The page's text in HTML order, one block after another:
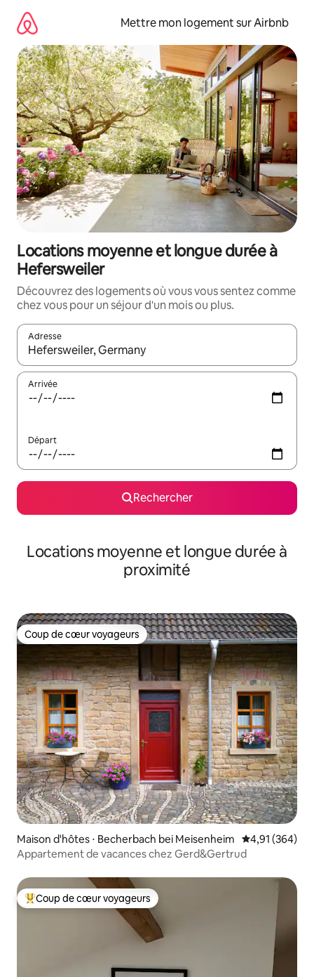
directement
contenu
Mettre mon logement sur Airbnb
Locations moyenne et longue durée à
Hefersweiler
Découvrez des logements où vous vous sentez comme
chez vous pour un séjour d'un mois ou plus.
Adresse
Lorsque les résultats s'affichent, utilisez les flèches vers le
Arrivée
Départ
Rechercher
Locations moyenne et longue durée à
proximité
Coup de cœur voyageurs
Coup de cœur voyageurs
Maison d'hôtes ⋅ Becherbach bei Meisenheim Évaluation
4,91 (364)
Appartement de vacances chez Gerd&Gertrud
Coups de cœur voyageurs les plus appréciés
Coup de cœur voyageurs